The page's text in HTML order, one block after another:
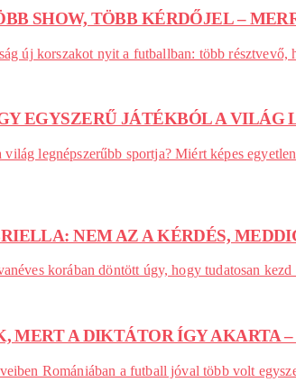
SHOW, TÖBB KÉRDŐJEL –
új korszakot nyit a futballban: több résztvevő,
EGYSZERŰ JÁTÉKBÓL A
legnépszerűbb sportja? Miért képes
NEM AZ A KÉRDÉS,
korában döntött úgy, hogy tudatosan
MERT A DIKTÁTOR ÍGY AKARTA
Romániában a futball jóval több volt